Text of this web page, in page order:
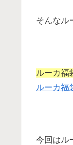
そんなル
ルーカ福
ルーカ福
今回はル